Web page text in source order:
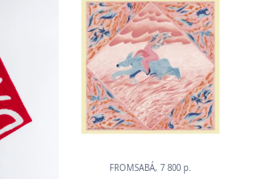
FROMSABÁ, 7 800 р.